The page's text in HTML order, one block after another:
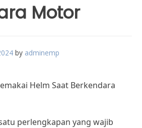
Motor
by adminemp
Helm Saat Berkendara
perlengkapan yang wajib